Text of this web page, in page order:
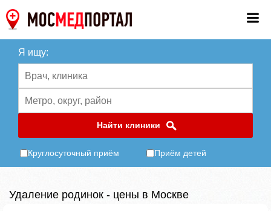
Я ищу:
Найти клиники
Круглосуточный приём Приём детей
Удаление родинок - цены в Москве